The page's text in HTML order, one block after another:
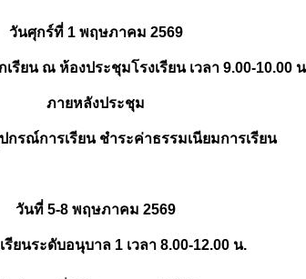
วันศุกร์ที่ 1 พฤษภาคม 2569
รียน ณ ห้องประชุมโรงเรียน เวลา 9.00-10.00
ภายหลังประชุม
กรณ์การเรียน ชำระค่าธรรมเนียมการเรียน
วันที่ 5-8 พฤษภาคม 2569
รียนระดับอนุบาล 1 เวลา 8.00-12.00 น.